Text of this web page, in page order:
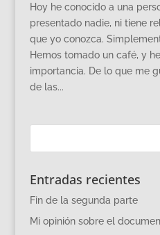
Hoy he conocido a una
presentado nadie, ni tiene
que yo conozca.
Hemos tomado un café, y
importancia. De lo que me
de las...
Entradas recientes
Fin de la segunda parte
Mi opinión sobre el